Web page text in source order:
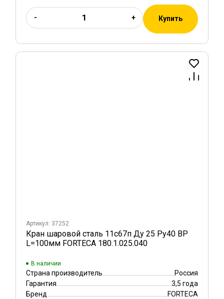
- + Купить
Артикул: 37252
Кран шаровой сталь 11с67п Ду 25 Ру40 ВР
L=100мм FORTECA 180.1.025.040
В наличии
Страна производитель
Россия
Гарантия
3,5 года
Бренд
FORTECA